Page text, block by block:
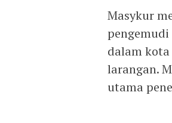
Masykur
dalam
larangan.
utama